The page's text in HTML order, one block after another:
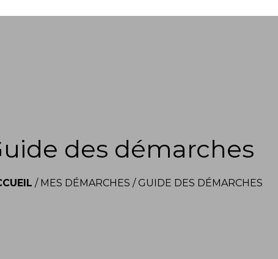
des démarches
/ MES DÉMARCHES / GUIDE DES DÉMARCHES